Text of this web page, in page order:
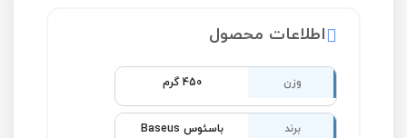
اطلاعات محصول
وزن 450 گرم
برند باسئوس Baseus